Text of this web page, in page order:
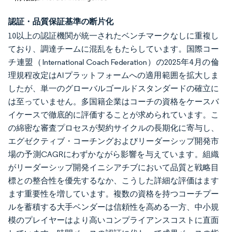
認証・品質保証基準の断片化
10以上の認証機関が統一されたベンチマークなしに重複し
ており、調達チームに混乱をもたらしています。国際コー
チ連盟（International Coach Federation）の2025年4月の倫
理規程改定はAIプラットフォームへの適用範囲を拡大しま
したが、単一のグローバルゴールドスタンダードの確立に
は至っていません。多国籍企業はコーチの資格をケースバ
イケースで徹底的に評価することが求められています。こ
の綿密な審査プロセスが契約サイクルの長期化に寄与し、
エグゼクティブ・コーチングおよびリーダーシップ開発市
場の予測CAGRにわずかながら影響を与えています。組織
がリーダーシップ開発イニシアチブにおいて品質と戦略目
標との整合性を優先するなか、こうした詳細な評価はます
ます重要性を増しています。複数の資格を持つコーチプー
ルを蓄積する大手ベンダーは信頼性を高める一方、中小規
模のプレイヤーはより高いコンプライアンスコストに直面